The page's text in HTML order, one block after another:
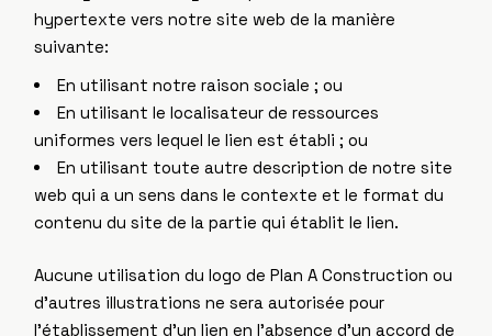
hypertexte vers notre site web de la manière
suivante:
En utilisant notre raison sociale ; ou
En utilisant le localisateur de ressources
uniformes vers lequel le lien est établi ; ou
En utilisant toute autre description de notre site
web qui a un sens dans le contexte et le format du
contenu du site de la partie qui établit le lien.
Aucune utilisation du logo de Plan A Construction ou
d’autres illustrations ne sera autorisée pour
l’établissement d’un lien en l’absence d’un accord de